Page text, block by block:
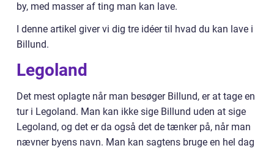
by, med masser af ting man kan lave.
I denne artikel giver vi dig tre idéer til hvad du kan lave i
Billund.
Legoland
Det mest oplagte når man besøger Billund, er at tage en
tur i Legoland. Man kan ikke sige Billund uden at sige
Legoland, og det er da også det de tænker på, når man
nævner byens navn. Man kan sagtens bruge en hel dag